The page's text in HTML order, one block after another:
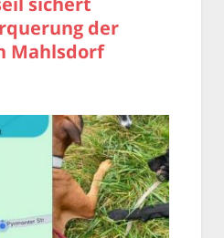
der
Mahlsdorf